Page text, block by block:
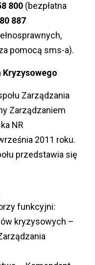
800 (bezpłatna
887
pomocą sms-a).
Kryzysowego
Zarządzania
Zarządzaniem
NR
2011 roku.
przedstawia się
funkcyjni:
kryzysowych –